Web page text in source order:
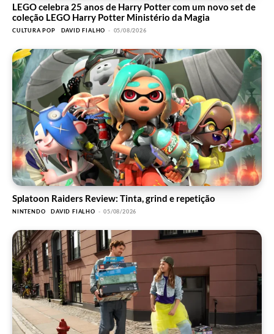
LEGO celebra 25 anos de Harry Potter com um novo set de
coleção LEGO Harry Potter Ministério da Magia
CULTURA POP DAVID FIALHO - 05/08/2026
Splatoon Raiders Review: Tinta, grind e repetição
NINTENDO DAVID FIALHO - 05/08/2026